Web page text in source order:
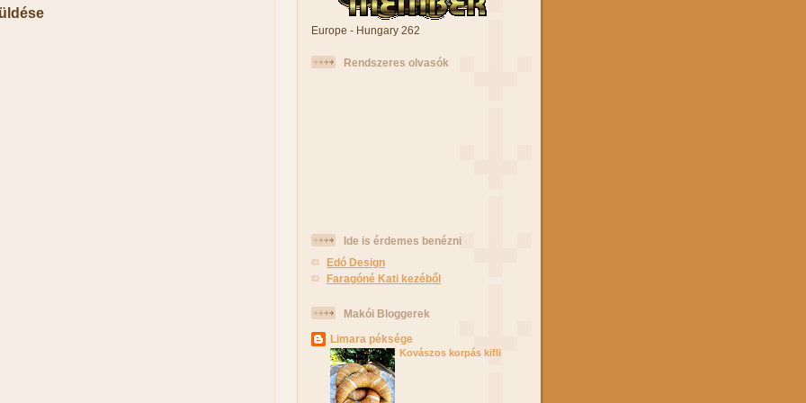
Europe - Hungary 262
Rendszeres olvasók
Ide is érdemes benézni
Edó Design
Faragóné Kati kezéből
Makói Bloggerek
Limara péksége
Kovászos korpás kifli